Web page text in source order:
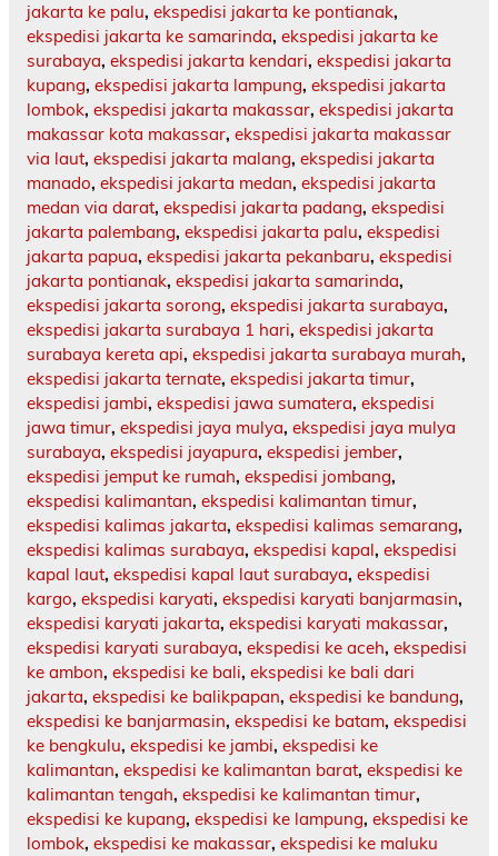
jakarta ke palu, ekspedisi jakarta ke pontianak,
ekspedisi jakarta ke samarinda, ekspedisi jakarta ke
surabaya, ekspedisi jakarta kendari, ekspedisi jakarta
kupang, ekspedisi jakarta lampung, ekspedisi jakarta
lombok, ekspedisi jakarta makassar, ekspedisi jakarta
makassar kota makassar, ekspedisi jakarta makassar
via laut, ekspedisi jakarta malang, ekspedisi jakarta
manado, ekspedisi jakarta medan, ekspedisi jakarta
medan via darat, ekspedisi jakarta padang, ekspedisi
jakarta palembang, ekspedisi jakarta palu, ekspedisi
jakarta papua, ekspedisi jakarta pekanbaru, ekspedisi
jakarta pontianak, ekspedisi jakarta samarinda,
ekspedisi jakarta sorong, ekspedisi jakarta surabaya,
ekspedisi jakarta surabaya 1 hari, ekspedisi jakarta
surabaya kereta api, ekspedisi jakarta surabaya murah,
ekspedisi jakarta ternate, ekspedisi jakarta timur,
ekspedisi jambi, ekspedisi jawa sumatera, ekspedisi
jawa timur, ekspedisi jaya mulya, ekspedisi jaya mulya
surabaya, ekspedisi jayapura, ekspedisi jember,
ekspedisi jemput ke rumah, ekspedisi jombang,
ekspedisi kalimantan, ekspedisi kalimantan timur,
ekspedisi kalimas jakarta, ekspedisi kalimas semarang,
ekspedisi kalimas surabaya, ekspedisi kapal, ekspedisi
kapal laut, ekspedisi kapal laut surabaya, ekspedisi
kargo, ekspedisi karyati, ekspedisi karyati banjarmasin,
ekspedisi karyati jakarta, ekspedisi karyati makassar,
ekspedisi karyati surabaya, ekspedisi ke aceh, ekspedisi
ke ambon, ekspedisi ke bali, ekspedisi ke bali dari
jakarta, ekspedisi ke balikpapan, ekspedisi ke bandung,
ekspedisi ke banjarmasin, ekspedisi ke batam, ekspedisi
ke bengkulu, ekspedisi ke jambi, ekspedisi ke
kalimantan, ekspedisi ke kalimantan barat, ekspedisi ke
kalimantan tengah, ekspedisi ke kalimantan timur,
ekspedisi ke kupang, ekspedisi ke lampung, ekspedisi ke
lombok, ekspedisi ke makassar, ekspedisi ke maluku